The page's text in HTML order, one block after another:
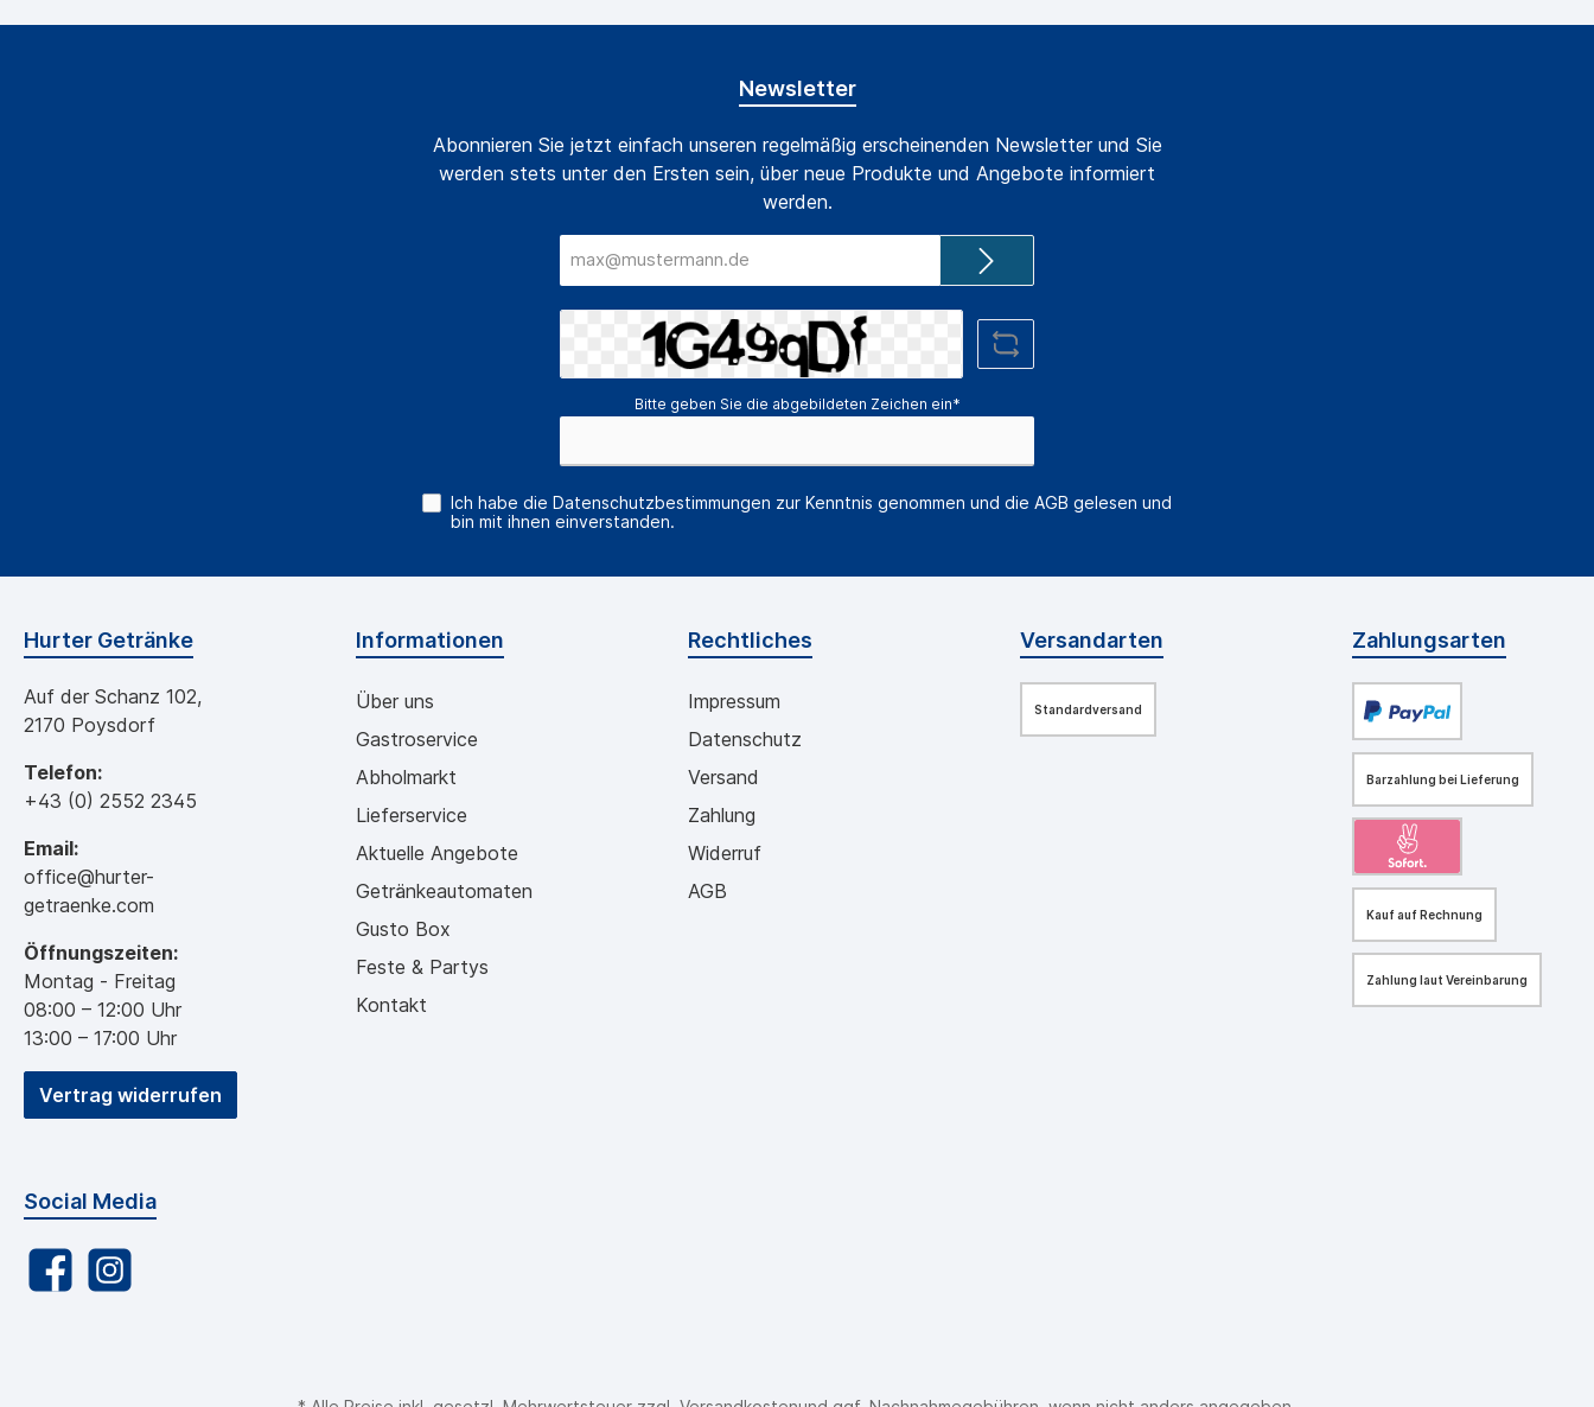
Newsletter
Abonnieren Sie jetzt einfach unseren regelmäßig erscheinenden Newsletter und Sie
werden stets unter den Ersten sein, über neue Produkte und Angebote informiert
werden.
Adresse*
Bitte geben Sie die abgebildeten Zeichen ein*
Ich habe die Datenschutzbestimmungen zur Kenntnis genommen und die AGB gelesen und
bin mit ihnen einverstanden.
Social Media
Hurter Getränke
Auf der Schanz 102,
2170 Poysdorf
Telefon:
+43 (0) 2552 2345
Email:
office@hurter-
getraenke.com
Öffnungszeiten:
Montag - Freitag
08:00 – 12:00 Uhr
13:00 – 17:00 Uhr
Vertrag widerrufen
Informationen
Über uns
Gastroservice
Abholmarkt
Lieferservice
Aktuelle Angebote
Getränkeautomaten
Gusto Box
Feste & Partys
Kontakt
Rechtliches
Impressum
Datenschutz
Versand
Zahlung
Widerruf
AGB
Versandarten
Standardversand
Zahlungsarten
Barzahlung bei Lieferung
Kauf auf Rechnung
Zahlung laut Vereinbarung